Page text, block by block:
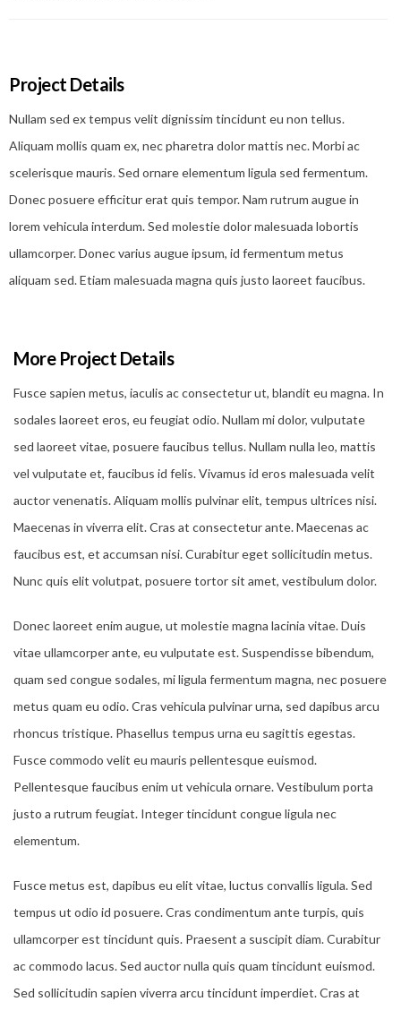
Project Details
Nullam sed ex tempus velit dignissim tincidunt eu non tellus.
Aliquam mollis quam ex, nec pharetra dolor mattis nec. Morbi ac
scelerisque mauris. Sed ornare elementum ligula sed fermentum.
Donec posuere efficitur erat quis tempor. Nam rutrum augue in
lorem vehicula interdum. Sed molestie dolor malesuada lobortis
ullamcorper. Donec varius augue ipsum, id fermentum metus
aliquam sed. Etiam malesuada magna quis justo laoreet faucibus.
More Project Details
Fusce sapien metus, iaculis ac consectetur ut, blandit eu magna. In
sodales laoreet eros, eu feugiat odio. Nullam mi dolor, vulputate
sed laoreet vitae, posuere faucibus tellus. Nullam nulla leo, mattis
vel vulputate et, faucibus id felis. Vivamus id eros malesuada velit
auctor venenatis. Aliquam mollis pulvinar elit, tempus ultrices nisi.
Maecenas in viverra elit. Cras at consectetur ante. Maecenas ac
faucibus est, et accumsan nisi. Curabitur eget sollicitudin metus.
Nunc quis elit volutpat, posuere tortor sit amet, vestibulum dolor.
Donec laoreet enim augue, ut molestie magna lacinia vitae. Duis
vitae ullamcorper ante, eu vulputate est. Suspendisse bibendum,
quam sed congue sodales, mi ligula fermentum magna, nec posuere
metus quam eu odio. Cras vehicula pulvinar urna, sed dapibus arcu
rhoncus tristique. Phasellus tempus urna eu sagittis egestas.
Fusce commodo velit eu mauris pellentesque euismod.
Pellentesque faucibus enim ut vehicula ornare. Vestibulum porta
justo a rutrum feugiat. Integer tincidunt congue ligula nec
elementum.
Fusce metus est, dapibus eu elit vitae, luctus convallis ligula. Sed
tempus ut odio id posuere. Cras condimentum ante turpis, quis
ullamcorper est tincidunt quis. Praesent a suscipit diam. Curabitur
ac commodo lacus. Sed auctor nulla quis quam tincidunt euismod.
Sed sollicitudin sapien viverra arcu tincidunt imperdiet. Cras at